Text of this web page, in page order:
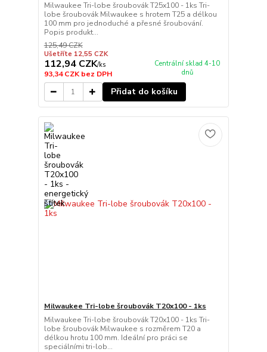
Milwaukee Tri-lobe šroubovák T25x100 - 1ks Tri-
lobe šroubovák Milwaukee s hrotem T25 a délkou
100 mm pro jednoduché a přesné šroubování.
Popis produkt...
125,49 CZK
Ušetříte 12,55 CZK
112,94 CZK/ks
93,34 CZKbez DPH
Centrální sklad 4-10
dnů
Přidat do košíku
Milwaukee Tri-lobe šroubovák T20x100 - 1ks
Milwaukee Tri-lobe šroubovák T20x100 - 1ks Tri-
lobe šroubovák Milwaukee s rozměrem T20 a
délkou hrotu 100 mm. Ideální pro práci se
speciálními tri-lob...